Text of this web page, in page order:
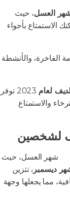
العسل، حيث
الاستمتاع بأجواء
الفاخرة، والأنشطة
لعام
2023 توفر
والاستمتاع
لشخصين
شهر العسل، حيث
ديسمبر ، تتزين
مما يجعلها وجهة